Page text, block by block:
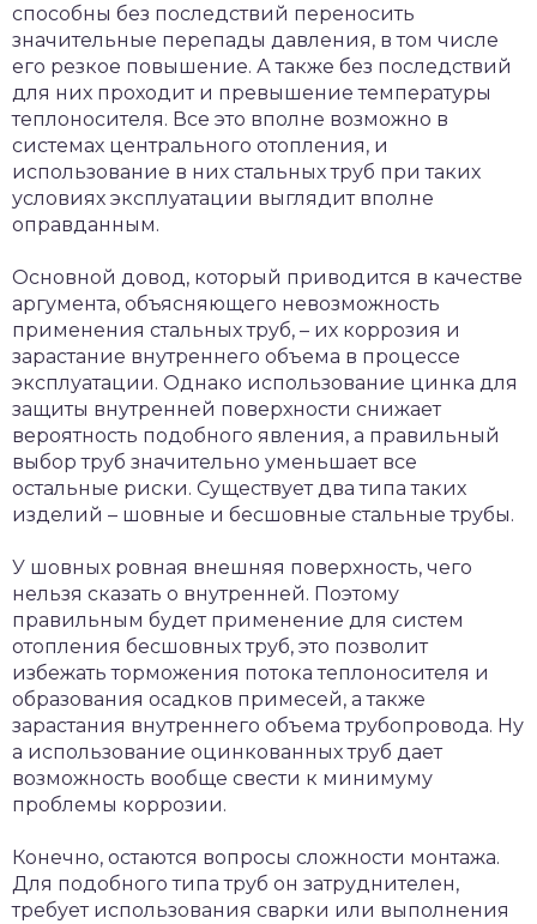
способны без последствий переносить
значительные перепады давления, в том числе
его резкое повышение. А также без последствий
для них проходит и превышение температуры
теплоносителя. Все это вполне возможно в
системах центрального отопления, и
использование в них стальных труб при таких
условиях эксплуатации выглядит вполне
оправданным.
Основной довод, который приводится в качестве
аргумента, объясняющего невозможность
применения стальных труб, – их коррозия и
зарастание внутреннего объема в процессе
эксплуатации. Однако использование цинка для
защиты внутренней поверхности снижает
вероятность подобного явления, а правильный
выбор труб значительно уменьшает все
остальные риски. Существует два типа таких
изделий – шовные и бесшовные стальные трубы.
У шовных ровная внешняя поверхность, чего
нельзя сказать о внутренней. Поэтому
правильным будет применение для систем
отопления бесшовных труб, это позволит
избежать торможения потока теплоносителя и
образования осадков примесей, а также
зарастания внутреннего объема трубопровода. Ну
а использование оцинкованных труб дает
возможность вообще свести к минимуму
проблемы коррозии.
Конечно, остаются вопросы сложности монтажа.
Для подобного типа труб он затруднителен,
требует использования сварки или выполнения